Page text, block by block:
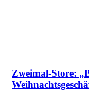
Zweimal-Store: